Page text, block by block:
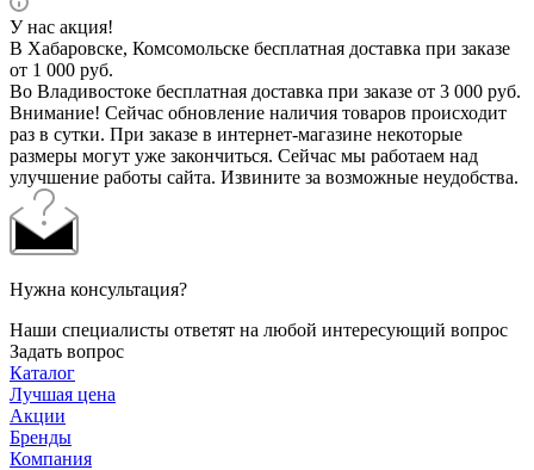
У нас акция!
В Хабаровске, Комсомольске бесплатная доставка при заказе
от 1 000 руб.
Во Владивостоке бесплатная доставка при заказе от 3 000 руб.
Внимание! Сейчас обновление наличия товаров происходит
раз в сутки. При заказе в интернет-магазине некоторые
размеры могут уже закончиться. Сейчас мы работаем над
улучшение работы сайта. Извините за возможные неудобства.
Нужна консультация?
Наши специалисты ответят на любой интересующий вопрос
Задать вопрос
Каталог
Лучшая цена
Акции
Бренды
Компания